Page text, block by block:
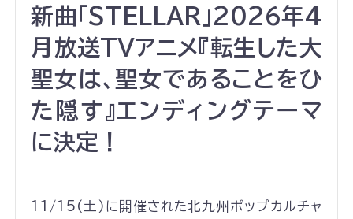
新曲「STELLAR」2026年4
月放送TVアニメ『転生した大
聖女は、聖女であることをひ
た隠す』エンディングテーマ
に決定！
11/15(土)に開催された北九州ポップカルチャ